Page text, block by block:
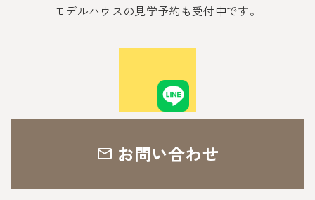
モデルハウスの見学予約も受付中です。
お問い合わせ